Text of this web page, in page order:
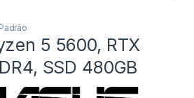
5 5600, RTX
SSD 480GB